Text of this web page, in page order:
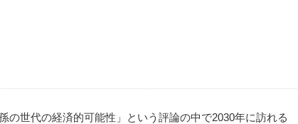
世代の経済的可能性」という評論の中で2030年に訪れる